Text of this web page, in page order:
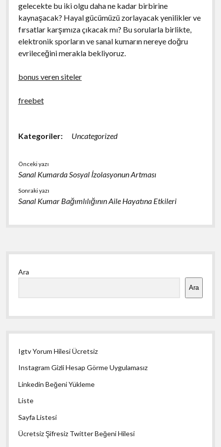
gelecekte bu iki olgu daha ne kadar birbirine
kaynaşacak? Hayal gücümüzü zorlayacak yenilikler ve
fırsatlar karşımıza çıkacak mı? Bu sorularla birlikte,
elektronik sporların ve sanal kumarın nereye doğru
evrileceğini merakla bekliyoruz.
bonus veren siteler
freebet
Kategoriler: Uncategorized
Önceki yazı
Sanal Kumarda Sosyal İzolasyonun Artması
Sonraki yazı
Sanal Kumar Bağımlılığının Aile Hayatına Etkileri
Yan
Menü
Ara
Ara
Igtv Yorum Hilesi Ücretsiz
Instagram Gizli Hesap Görme Uygulamasız
Linkedin Beğeni Yükleme
Liste
Sayfa Listesi
Ücretsiz Şifresiz Twitter Beğeni Hilesi